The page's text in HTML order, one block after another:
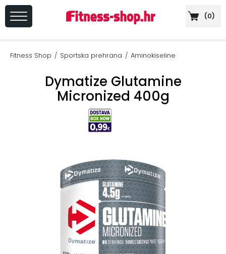
(0)
REGISTRACIJA
Fitness Shop / Sportska prehrana / Aminokiseline
Dymatize Glutamine
Micronized 400g